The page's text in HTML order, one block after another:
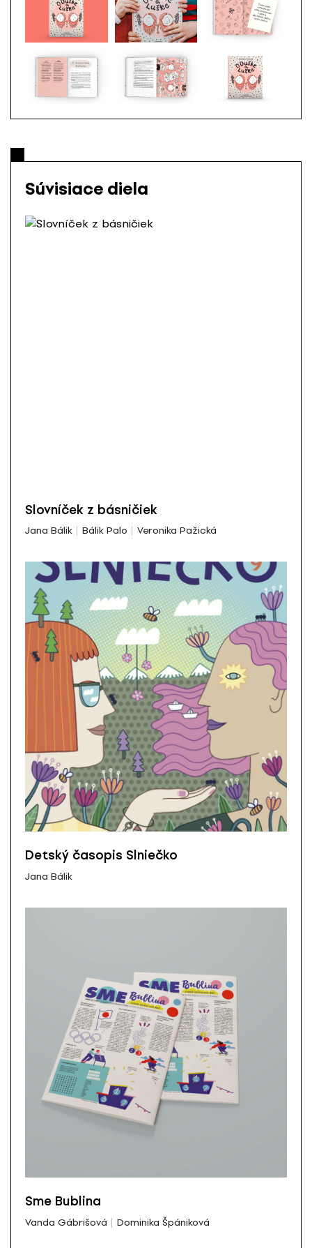
Súvisiace diela
Slovníček z básničiek
Jana Bálik Bálik Palo Veronika Pažická
Detský časopis Slniečko
Jana Bálik
Sme Bublina
Vanda Gábrišová Dominika Špániková